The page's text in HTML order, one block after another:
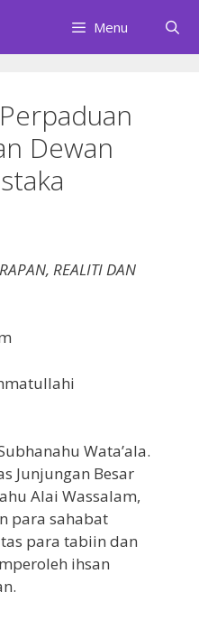
Menu
Dewan
REALITI DAN
Wata’ala.
Junjungan Besar
Alai Wassalam,
para sahabat
para tabiin dan
ihsan